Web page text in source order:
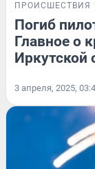
ПРОИСШЕСТВИЯ
Погиб
Главное о
Иркутской
3 апреля, 2025,